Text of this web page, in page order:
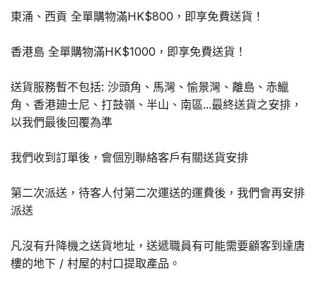
東涌、西貢 全單購物滿HK$800，即享免費送貨！
香港島 全單購物滿HK$1000，即享免費送貨！
送貨服務暫不包括: 沙頭角、馬灣、愉景灣、離島、赤鱲
角、香港廸士尼、打鼓嶺、半山、南區...最終送貨之安排，
以我們最後回覆為準
我們收到訂單後，會個別聯絡客戶有關送貨安排
第二次派送，待客人付第二次運送的運費後，我們會再安排
派送
凡沒有升降機之送貨地址，送遞職員有可能需要顧客到達唐
樓的地下 / 村屋的村口提取產品。